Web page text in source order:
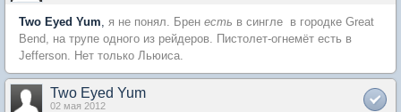
Two Eyed Yum я не понял. Брен есть в сингле  в городке Great
Bend, на трупе одного из рейдеров. Пистолет-огнемёт есть в
Jefferson. Нет только Льюиса.
Two Eyed Yum
02 мая 2012